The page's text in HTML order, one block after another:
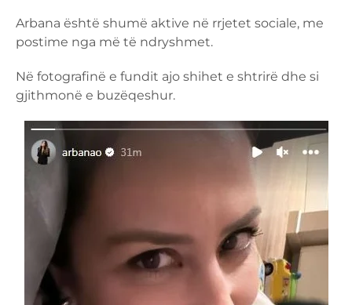
Arbana është shumë aktive në rrjetet sociale, me
postime nga më të ndryshmet.
Në fotografinë e fundit ajo shihet e shtrirë dhe si
gjithmonë e buzëqeshur.